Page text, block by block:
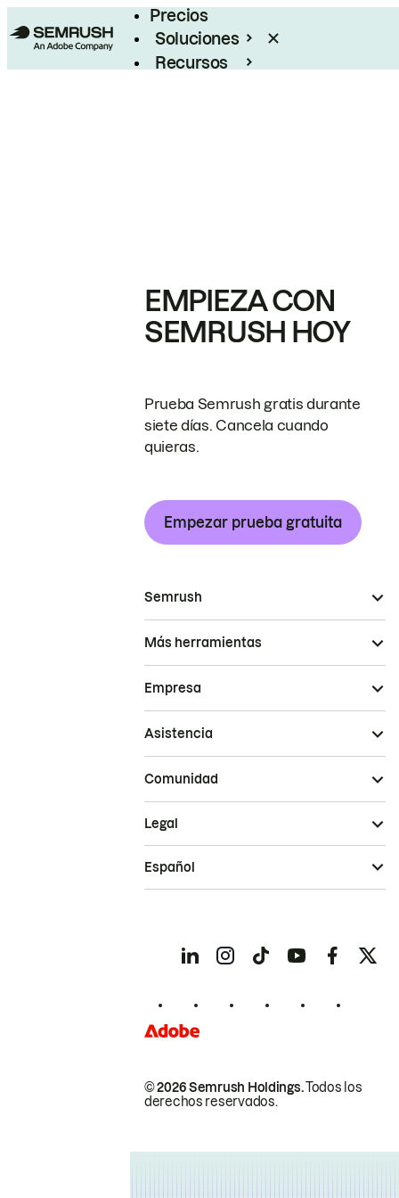
Precios
Soluciones
Recursos
EMPIEZA CON
SEMRUSH HOY
Prueba Semrush gratis durante
siete días. Cancela cuando
quieras.
Empezar prueba gratuita
Semrush
Más herramientas
Empresa
Asistencia
Comunidad
© 2026 Semrush Holdings.Todos los
derechos reservados.
Legal
Español